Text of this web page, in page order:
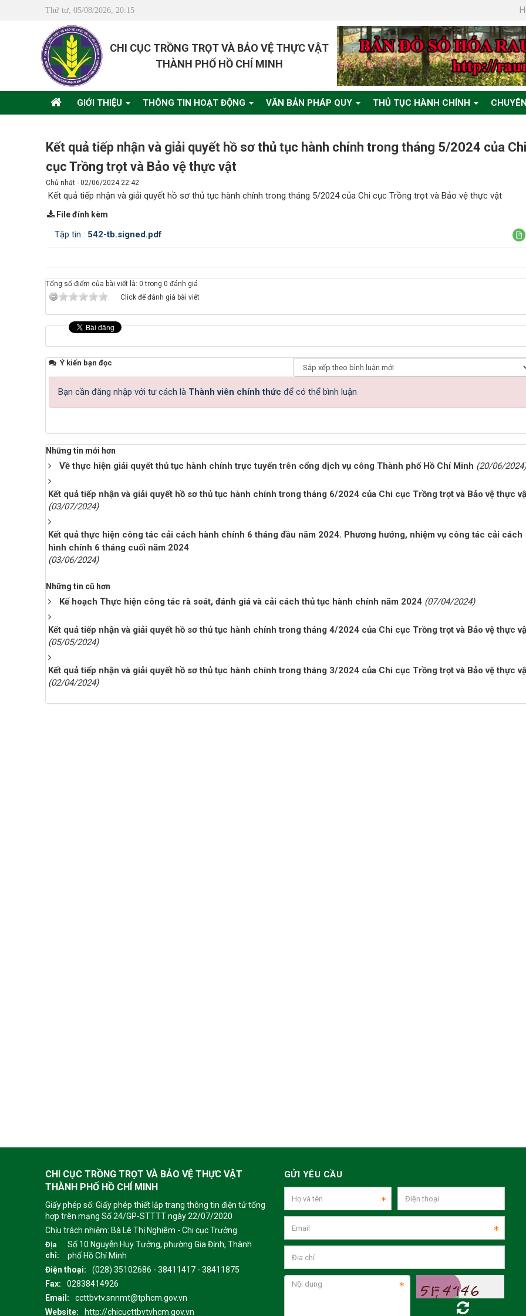
Thứ tư, 05/08/2026, 20:15
CHI CỤC TRỒNG TRỌT VÀ BẢO VỆ THỰC VẬT
THÀNH PHỐ HỒ CHÍ MINH
GIỚI THIỆU THÔNG TIN HOẠT ĐỘNG VĂN BẢN PHÁP QUY THỦ TỤC HÀNH CHÍNH
Kết quả tiếp nhận và giải quyết hồ sơ thủ tục hành chính trong tháng 5/2024 của Chi
cục Trồng trọt và Bảo vệ thực vật
Chủ nhật - 02/06/2024 22:42
Kết quả tiếp nhận và giải quyết hồ sơ thủ tục hành chính trong tháng 5/2024 của Chi cục Trồng trọt và Bảo vệ thực vật
File đính kèm
Tập tin : 542-tb.signed.pdf
Tổng số điểm của bài viết là: 0 trong 0 đánh giá
Click để đánh giá bài viết
Ý kiến bạn đọc
Bạn cần đăng nhập với tư cách là Thành viên chính thức để có thể bình luận
Những tin mới hơn
Về thực hiện giải quyết thủ tục hành chính trực tuyến trên cổng dịch vụ công Thành phố Hồ Chí Minh (20/06/2024)
Kết quả tiếp nhận và giải quyết hồ sơ thủ tục hành chính trong tháng 6/2024 của Chi cục Trồng trọt và Bảo vệ thực
(03/07/2024)
Kết quả thực hiện công tác cải cách hành chính 6 tháng đầu năm 2024. Phương hướng, nhiệm vụ công tác cải cách
hình chính 6 tháng cuối năm 2024
(03/06/2024)
Những tin cũ hơn
Kế hoạch Thực hiện công tác rà soát, đánh giá và cải cách thủ tục hành chính năm 2024 (07/04/2024)
Kết quả tiếp nhận và giải quyết hồ sơ thủ tục hành chính trong tháng 4/2024 của Chi cục Trồng trọt và Bảo vệ thực
(05/05/2024)
Kết quả tiếp nhận và giải quyết hồ sơ thủ tục hành chính trong tháng 3/2024 của Chi cục Trồng trọt và Bảo vệ thực
(02/04/2024)
CHI CỤC TRỒNG TRỌT VÀ BẢO VỆ THỰC VẬT
THÀNH PHỐ HỒ CHÍ MINH
Giấy phép số: Giấy phép thiết lập trang thông tin điện tử tổng
hợp trên mạng Số 24/GP-STTTT ngày 22/07/2020
Chịu trách nhiệm: Bà Lê Thị Nghiêm - Chi cục Trưởng
Địa
chỉ:
Số 10 Nguyễn Huy Tưởng, phường Gia Định, Thành
phố Hồ Chí Minh
Điện thoại:
(028) 35102686 - 38411417 - 38411875
Fax:
02838414926
Email:
ccttbvtv.snnmt@tphcm.gov.vn
Website:
http://chicucttbvtvhcm.gov.vn
GỬI YÊU CẦU